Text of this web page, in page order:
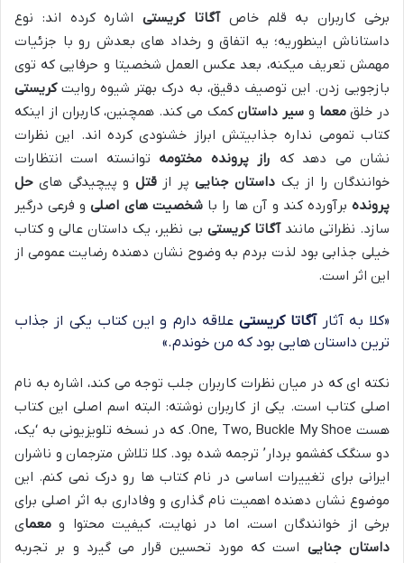
برخی کاربران به قلم خاصآگاتا کریستیاشاره کرده اند: نوع
داستاناش اینطوریه؛ یه اتفاق و رخداد های بعدش رو با جزئیات
مهمش تعریف میکنه، بعد عکس العمل شخصیتا و حرفایی که توی
بازجویی زدن. این توصیف دقیق، به درک بهتر شیوه روایتکریستی
در خلقمعما و سیر داستانکمک می کند. همچنین، کاربران از اینکه
کتاب تمومی نداره جذابیتش ابراز خشنودی کرده اند. این نظرات
نشان می دهد که راز پرونده مختومه توانسته است انتظارات
خوانندگان را از یک داستان جنایی پر ازقتل و پیچیدگی های حل
پروندهبرآورده کند و آن ها را باشخصیت های اصلیو فرعی درگیر
سازد. نظراتی مانندآگاتا کریستی بی نظیر، یک داستان عالی و کتاب
خیلی جذابی بود لذت بردم به وضوح نشان دهنده رضایت عمومی از
این اثر است.
«کلا به آثارآگاتا کریستی علاقه دارم و این کتاب یکی از جذاب
ترین داستان هایی بود که من خوندم.»
نکته ای که در میان نظرات کاربران جلب توجه می کند، اشاره به نام
اصلی کتاب است. یکی از کاربران نوشته: البته اسم اصلی این کتاب
هست One, Two, Buckle My Shoe. که در نسخه تلویزیونی به ‘یک،
دو سنگک کفشمو بردار’ ترجمه شده بود. کلا تلاش مترجمان و ناشران
ایرانی برای تغییرات اساسی در نام کتاب ها رو درک نمی کنم. این
موضوع نشان دهنده اهمیت نام گذاری و وفاداری به اثر اصلی برای
برخی از خوانندگان است، اما در نهایت، کیفیت محتوا و معمای
داستان جنایی است که مورد تحسین قرار می گیرد و بر تجربه